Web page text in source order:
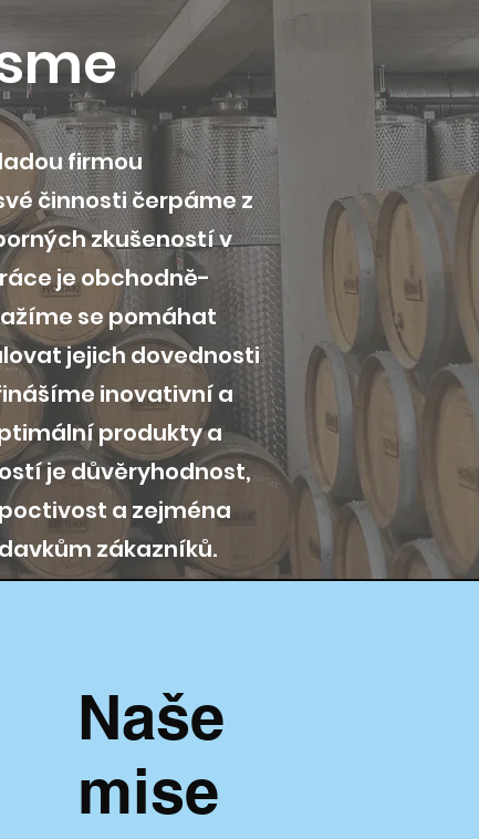
firmou
činnosti čerpáme z
zkušeností v
je obchodně-
se pomáhat
jejich dovednosti
inovativní a
produkty a
je důvěryhodnost,
a zejména
zákazníků.
Naše
mise